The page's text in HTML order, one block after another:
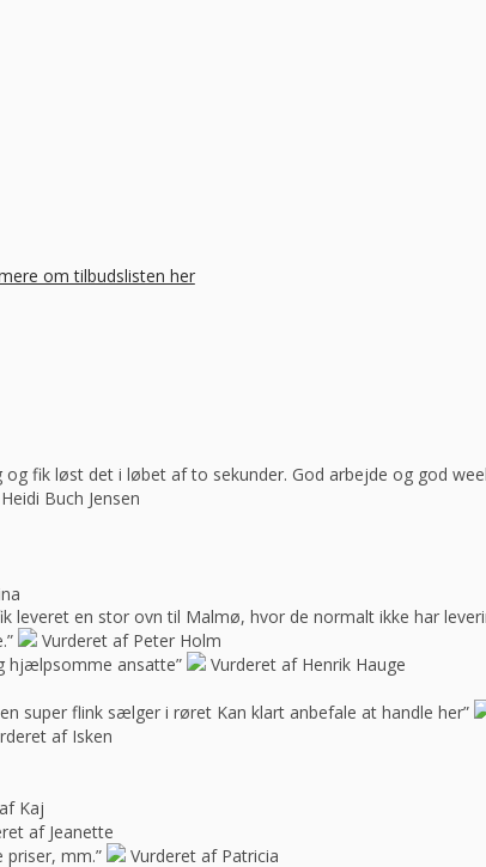
om tilbudslisten her
fik løst det i løbet af to sekunder. God arbejde og god
Buch Jensen
leveret en stor ovn til Malmø, hvor de normalt ikke har
Vurderet af Peter Holm
hjælpsomme ansatte”
Vurderet af Henrik Hauge
super flink sælger i røret Kan klart anbefale at handle her”
af Isken
Kaj
af Jeanette
mm.”
Vurderet af Patricia